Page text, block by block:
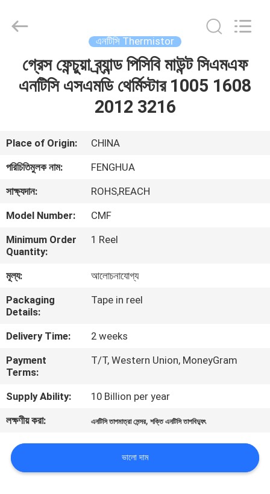
বাড়ি
ভিআর
শো
আমাদের
সম্পর্কে
কারখানা
ভ্রমণ
নিয়ন্ত্রণ
করুন
খবর
Electronics
Co.,Ltd.
এনটিসি Thermistor
গ্রেস ফেন্চুয়া ব্র্যান্ড পিসিবি মাউন্ট সিএমএফ
এনটিসি এসএমডি থের্মিস্টার 1005 1608
2012 3216
Place of Origin:
CHINA
পরিচিতিমুলক নাম:
FENGHUA
সাক্ষ্যদান:
ROHS,REACH
Model Number:
CMF
Minimum Order
Quantity:
1 Reel
মূল্য:
আলোচনাযোগ্য
Packaging
Details:
Tape in reel
Delivery Time:
2 weeks
Payment
Terms:
T/T, Western Union, MoneyGram
Supply Ability:
10 Billion per year
লক্ষণীয় করা:
এনটিসি তাপমাত্রা সেন্সর,শক্তি এনটিসি তাপবিদ্যুৎ
ভালো দাম